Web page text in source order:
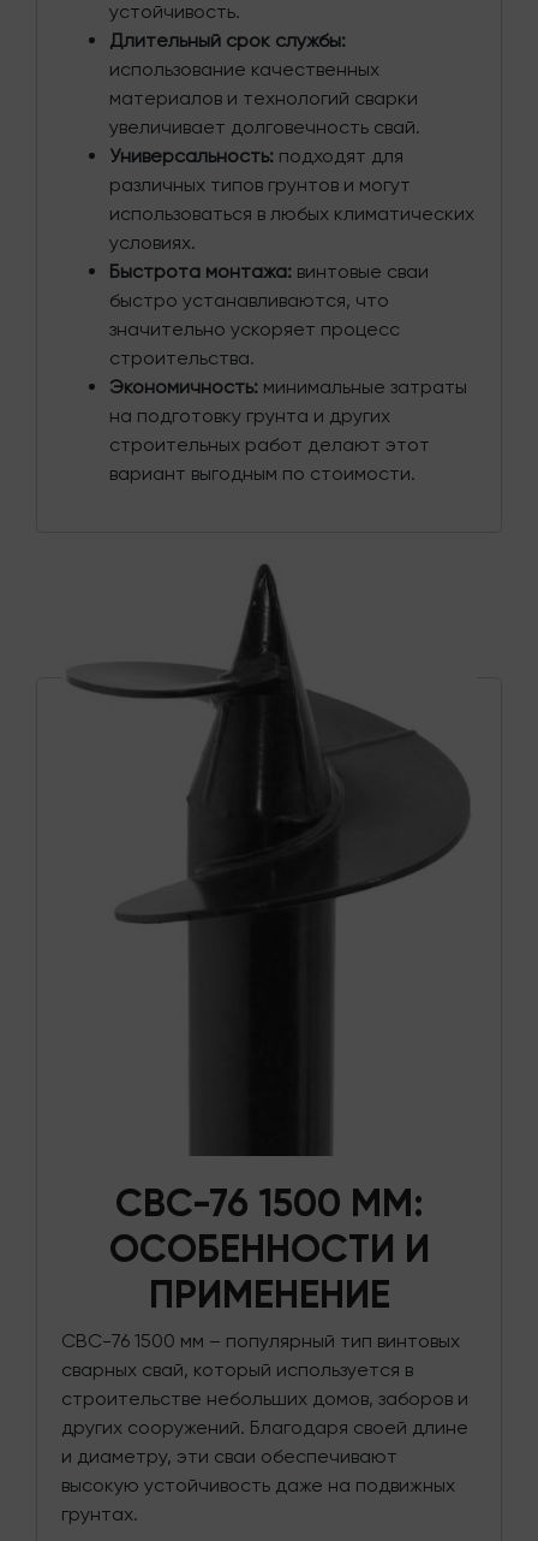
устойчивость.
Длительный срок службы:
использование качественных
материалов и технологий сварки
увеличивает долговечность свай.
Универсальность: подходят для
различных типов грунтов и могут
использоваться в любых климатических
условиях.
Быстрота монтажа: винтовые сваи
быстро устанавливаются, что
значительно ускоряет процесс
строительства.
Экономичность: минимальные затраты
на подготовку грунта и других
строительных работ делают этот
вариант выгодным по стоимости.
СВС-76 1500 ММ:
ОСОБЕННОСТИ И
ПРИМЕНЕНИЕ
СВС-76 1500 мм – популярный тип винтовых
сварных свай, который используется в
строительстве небольших домов, заборов и
других сооружений. Благодаря своей длине
и диаметру, эти сваи обеспечивают
высокую устойчивость даже на подвижных
грунтах.